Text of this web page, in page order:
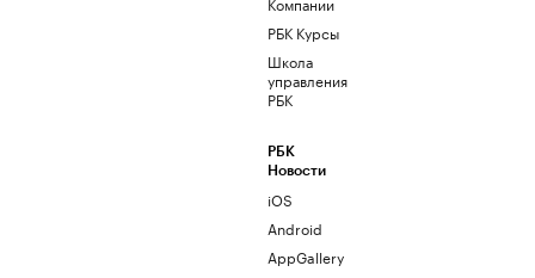
РБК Курсы
Школа
управления
РБК
РБК
Новости
iOS
Android
AppGallery